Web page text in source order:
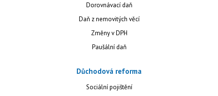
Dorovnávací daň
Daň z nemovitých věcí
Změny v DPH
Paušální daň
Důchodová reforma
Sociální pojištění